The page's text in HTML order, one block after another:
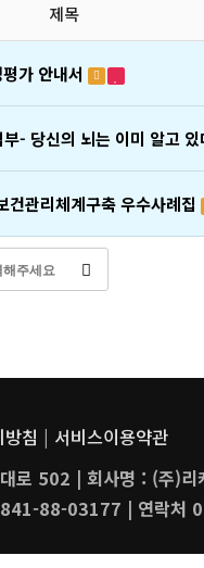
제목
가 안내서
- 당신의 뇌는 이미 알고 있
건관리체계구축 우수사례집
침 | 서비스이용약관
로 502 | 회사명 : (주)리
841-88-03177 | 연락처